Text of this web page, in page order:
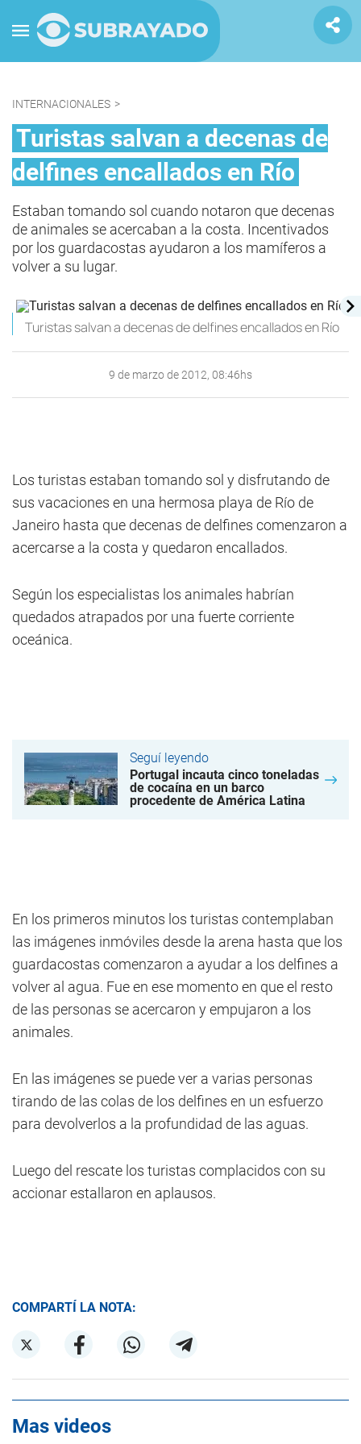
INTERNACIONALES >
Turistas salvan a decenas de
delfines encallados en Río
Estaban tomando sol cuando notaron que decenas
de animales se acercaban a la costa. Incentivados
por los guardacostas ayudaron a los mamíferos a
volver a su lugar.
Turistas salvan a decenas de delfines encallados en Río
9 de marzo de 2012, 08:46hs
Los turistas estaban tomando sol y disfrutando de
sus vacaciones en una hermosa playa de Río de
Janeiro hasta que decenas de delfines comenzaron a
acercarse a la costa y quedaron encallados.
Según los especialistas los animales habrían
quedados atrapados por una fuerte corriente
oceánica.
Seguí leyendo
Portugal incauta cinco toneladas
de cocaína en un barco
procedente de América Latina
En los primeros minutos los turistas contemplaban
las imágenes inmóviles desde la arena hasta que los
guardacostas comenzaron a ayudar a los delfines a
volver al agua. Fue en ese momento en que el resto
de las personas se acercaron y empujaron a los
animales.
En las imágenes se puede ver a varias personas
tirando de las colas de los delfines en un esfuerzo
para devolverlos a la profundidad de las aguas.
Luego del rescate los turistas complacidos con su
accionar estallaron en aplausos.
COMPARTÍ LA NOTA:
Mas videos